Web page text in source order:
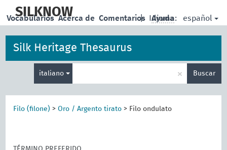
main
SILKNOW | Idioma: español
Vocabularios Acerca de Comentarios Ayuda
Silk Heritage Thesaurus
italiano × Buscar
Filo (filone) >Oro / Argento tirato > Filo ondulato